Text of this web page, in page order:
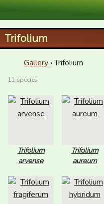
XID Services
Trifolium
Gallery › Trifolium
11 species
Trifolium
arvense
Trifolium
aureum